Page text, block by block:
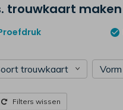
trouwkaart maken
trouwkaart Vorm
Filters wissen